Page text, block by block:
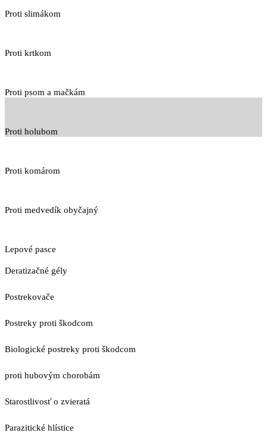
Proti slimákom
Proti krtkom
Proti psom a mačkám
Proti holubom
Proti komárom
Proti medvedík obyčajný
Lepové pasce
Deratizačné gély
Postrekovače
Postreky proti škodcom
Biologické postreky proti škodcom
proti hubovým chorobám
Starostlivosť o zvieratá
Parazitické hlístice